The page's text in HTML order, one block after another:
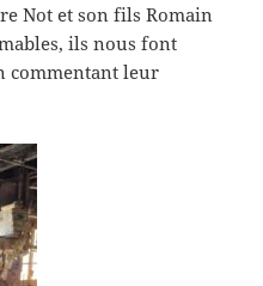
Not et son fils Romain
ils nous font
commentant leur